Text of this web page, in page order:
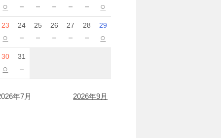
○ － － － － － ○
23
○
24
－
25
－
26
－
27
－
28
－
29
○
30
○
31
－
年7月 2026年9月